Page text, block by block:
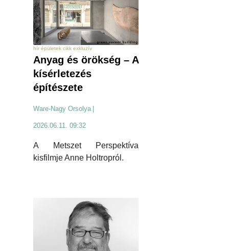
hír épületek cikk exkluzív
Anyag és örökség – A
kísérletezés
építészete
Ware-Nagy Orsolya
2026.06.11. 09:32
A Metszet Perspektíva
kisfilmje Anne Holtropról.